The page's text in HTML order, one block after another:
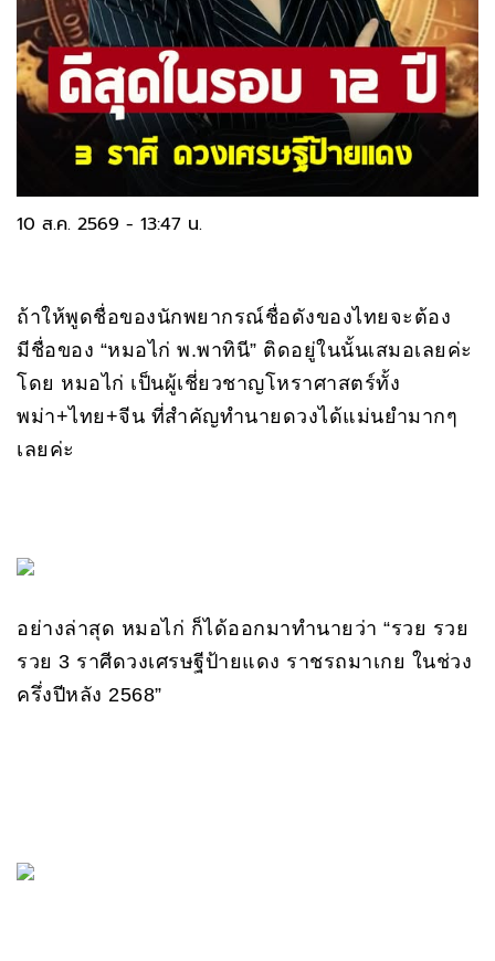
10 ส.ค. 2569 - 13:47 น.
ถ้าให้พูดชื่อของนักพยากรณ์ชื่อดังของไทยจะต้อง
มีชื่อของ “หมอไก่ พ.พาทินี” ติดอยู่ในนั้นเสมอเลยค่ะ
โดย หมอไก่ เป็นผู้เชี่ยวชาญโหราศาสตร์ทั้ง
พม่า+ไทย+จีน ที่สำคัญทำนายดวงได้แม่นยำมากๆ
เลยค่ะ
อย่างล่าสุด หมอไก่ ก็ได้ออกมาทำนายว่า “รวย รวย
รวย 3 ราศีดวงเศรษฐีป้ายแดง ราชรถมาเกย ในช่วง
ครึ่งปีหลัง 2568”